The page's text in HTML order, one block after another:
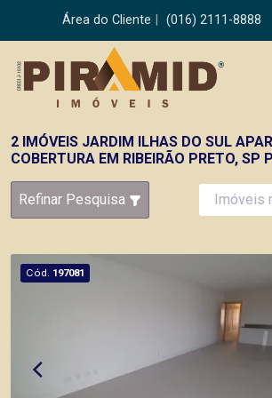
Área do Cliente (016) 2111-8888
2 IMÓVEIS JARDIM ILHAS DO SUL
COBERTURA EM RIBEIRÃO PRETO, SP
Refinar Pesquisa
Cód. 197081